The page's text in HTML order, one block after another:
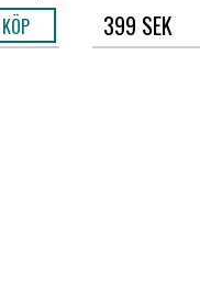
KÖP
399 SEK